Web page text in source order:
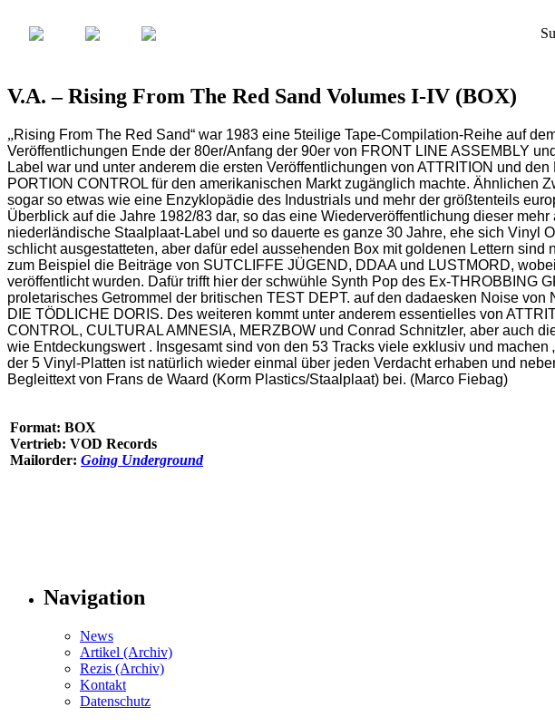
V.A. – Rising From The Red Sand Volumes I-IV (BOX)
„Rising From The Red Sand“ war 1983 eine 5teilige Tape-Compilation-Reihe auf
Veröffentlichungen Ende der 80er/Anfang der 90er von FRONT LINE ASSEMBLY
Label war und unter anderem die ersten Veröffentlichungen von ATTRITION und
PORTION CONTROL für den amerikanischen Markt zugänglich machte. Ähnlichen
sogar so etwas wie eine Enzyklopädie des Industrials und mehr der größtenteils
Überblick auf die Jahre 1982/83 dar, so das eine Wiederveröffentlichung dieser
niederländische Staalplaat-Label und so dauerte es ganze 30 Jahre, ehe sich Vinyl
schlicht ausgestatteten, aber dafür edel aussehenden Box mit goldenen Lettern
zum Beispiel die Beiträge von SUTCLIFFE JÜGEND, DDAA und LUSTMORD,
veröffentlicht wurden. Dafür trifft hier der schwühle Synth Pop des Ex-
proletarisches Getrommel der britischen TEST DEPT. auf den dadaesken Noise
DIE TÖDLICHE DORIS. Des weiteren kommt unter anderem essentielles von
CONTROL, CULTURAL AMNESIA, MERZBOW und Conrad Schnitzler, aber auch
wie Entdeckungswert . Insgesamt sind von den 53 Tracks viele exklusiv und
der 5 Vinyl-Platten ist natürlich wieder einmal über jeden Verdacht erhaben und
Begleittext von Frans de Waard (Korm Plastics/Staalplaat) bei. (Marco Fiebag)
Format: BOX
Vertrieb: VOD Records
Mailorder: Going Underground
Navigation
News
Artikel (Archiv)
Rezis (Archiv)
Kontakt
Datenschutz